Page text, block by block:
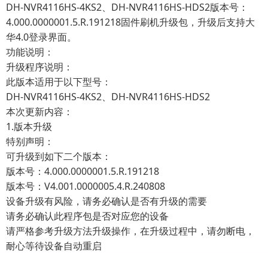
DH-NVR4116HS-4KS2、DH-NVR4116HS-HDS2版本号：
4.000.0000001.5.R.191218固件刷机升级包，升级后支持大
华4.0登录界面。
功能说明：
升级程序说明：
此版本适用于以下型号：
DH-NVR4116HS-4KS2、DH-NVR4116HS-HDS2
本次更新内容：
1.版本升级
特别声明：
可升级到如下二个版本：
版本号：4.000.0000001.5.R.191218
版本号：V4.001.0000005.4.R.240808
设备升级有风险，请务必确认是否有升级的需要
请务必确认此程序包是否对应您的设备
请严格参考升级方法升级操作，在升级过程中，请勿断电，
耐心等待设备自动重启